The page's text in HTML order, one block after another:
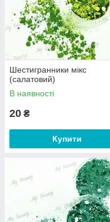
Шестигранники мікс
(салатовий)
В наявності
20 ₴
Купити